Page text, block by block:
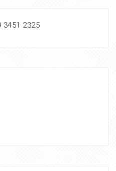
3451 2325